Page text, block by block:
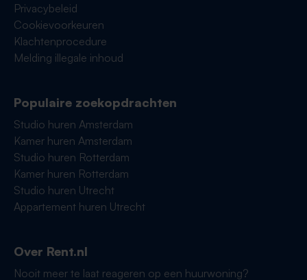
Privacybeleid
Cookievoorkeuren
Klachtenprocedure
Melding illegale inhoud
Populaire zoekopdrachten
Studio huren Amsterdam
Kamer huren Amsterdam
Studio huren Rotterdam
Kamer huren Rotterdam
Studio huren Utrecht
Appartement huren Utrecht
Over Rent.nl
Nooit meer te laat reageren op een huurwoning?